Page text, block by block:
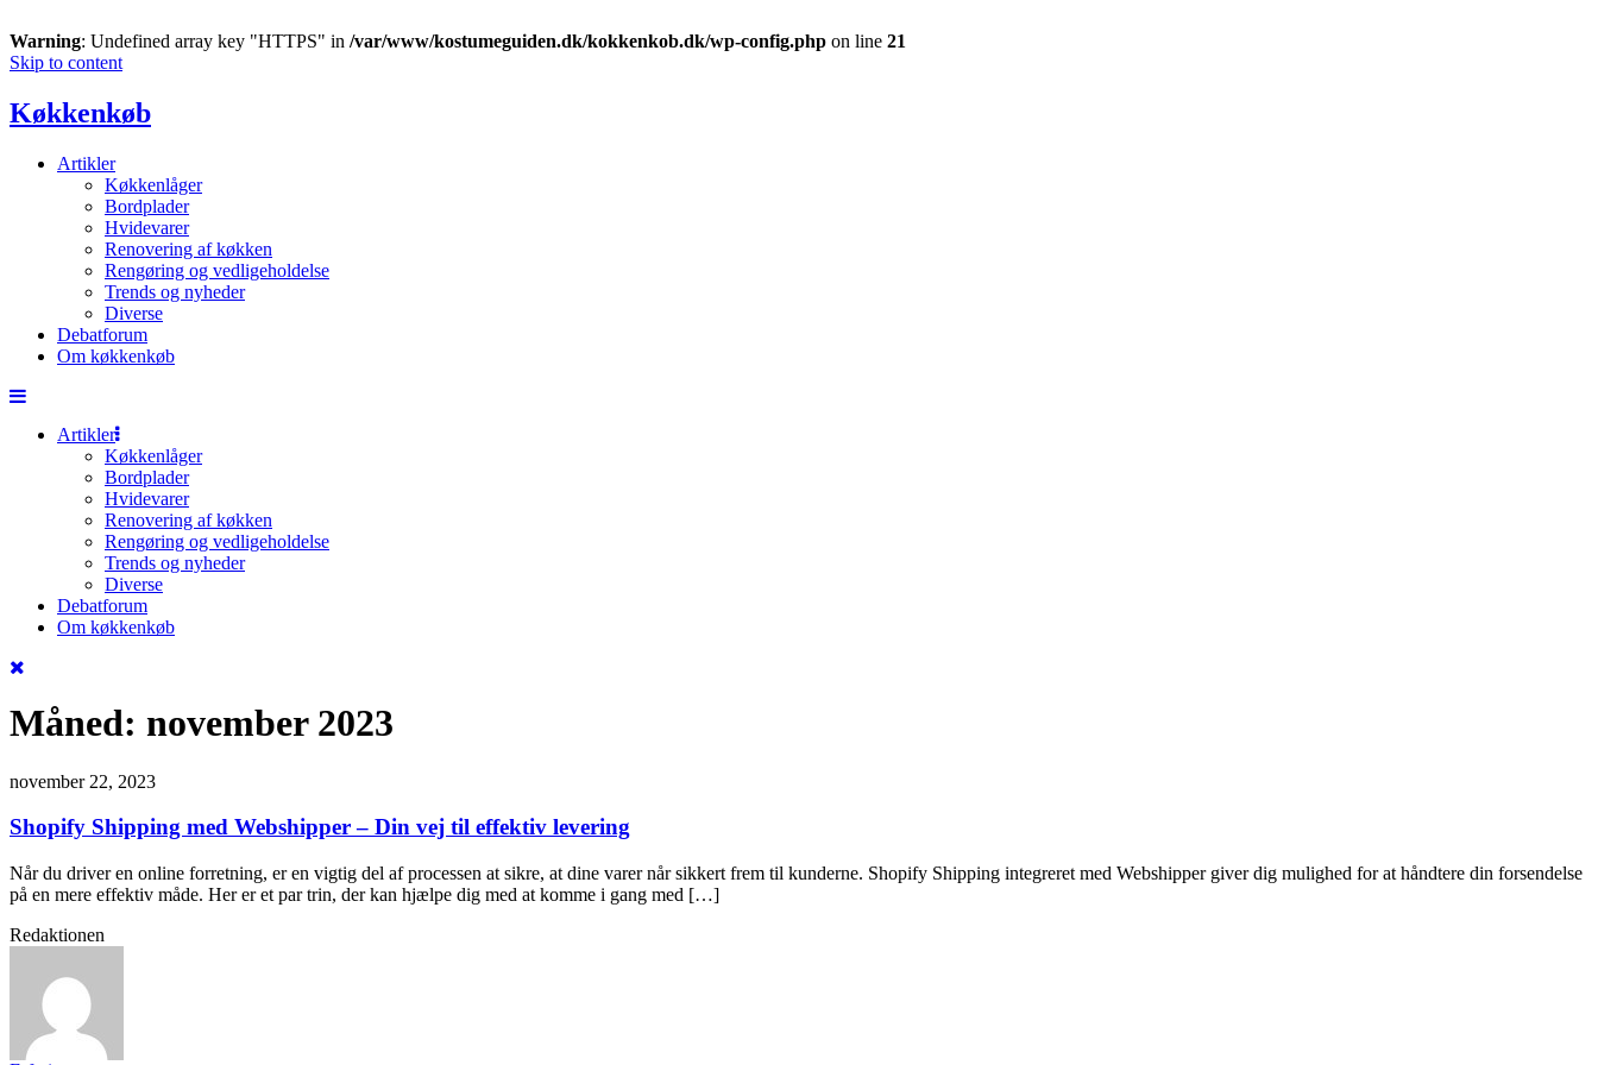
Warning: Undefined array key "HTTPS" in /var/www/kostumeguiden.dk/kokkenkob.dk/wp-config.php on line 21
Skip to content
Køkkenkøb
Artikler
Køkkenlåger
Bordplader
Hvidevarer
Renovering af køkken
Rengøring og vedligeholdelse
Trends og nyheder
Diverse
Debatforum
Om køkkenkøb
Artikler
Køkkenlåger
Bordplader
Hvidevarer
Renovering af køkken
Rengøring og vedligeholdelse
Trends og nyheder
Diverse
Debatforum
Om køkkenkøb
Måned: november 2023
november 22, 2023
Shopify Shipping med Webshipper – Din vej til effektiv levering
Når du driver en online forretning, er en vigtig del af processen at sikre, at dine varer når sikkert frem til kunderne. Shopify Shipping integreret med Webshipper giver dig mulighed for at håndtere din forsendelse
på en mere effektiv måde. Her er et par trin, der kan hjælpe dig med at komme i gang med […]
Redaktionen